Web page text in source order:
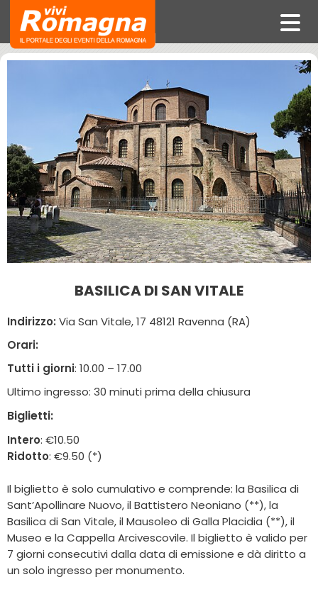
BASILICA DI SAN VITALE
Indirizzo: Via San Vitale, 17 48121 Ravenna (RA)
Orari:
Tutti i giorni: 10.00 – 17.00
Ultimo ingresso: 30 minuti prima della chiusura
Biglietti:
Intero: €10.50
Ridotto: €9.50 (*)
Il biglietto è solo cumulativo e comprende: la Basilica di
Sant’Apollinare Nuovo, il Battistero Neoniano (**), la
Basilica di San Vitale, il Mausoleo di Galla Placidia (**), il
Museo e la Cappella Arcivescovile. Il biglietto è valido per
7 giorni consecutivi dalla data di emissione e dà diritto a
un solo ingresso per monumento.